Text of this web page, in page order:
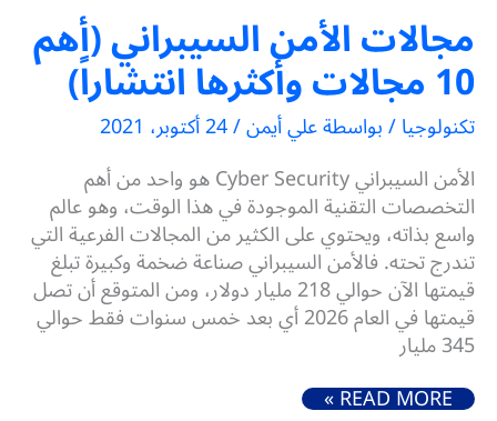
مجالات الأمن السيبراني (أهم
10 مجالات وأكثرها انتشاراً)
تكنولوجيا/ بواسطةعلي أيمن/24 أكتوبر، 2021
الأمن السيبراني Cyber Security هو واحد من أهم
التخصصات التقنية الموجودة في هذا الوقت، وهو عالم
واسع بذاته، ويحتوي على الكثير من المجالات الفرعية التي
تندرج تحته. فالأمن السيبراني صناعة ضخمة وكبيرة تبلغ
قيمتها الآن حوالي 218 مليار دولار، ومن المتوقع أن تصل
قيمتها في العام 2026 أي بعد خمس سنوات فقط حوالي
345 مليار
مجالات الأمن السيبراني (أهم 10 مجالات وأكثرها انتشاراً)
READ MORE »